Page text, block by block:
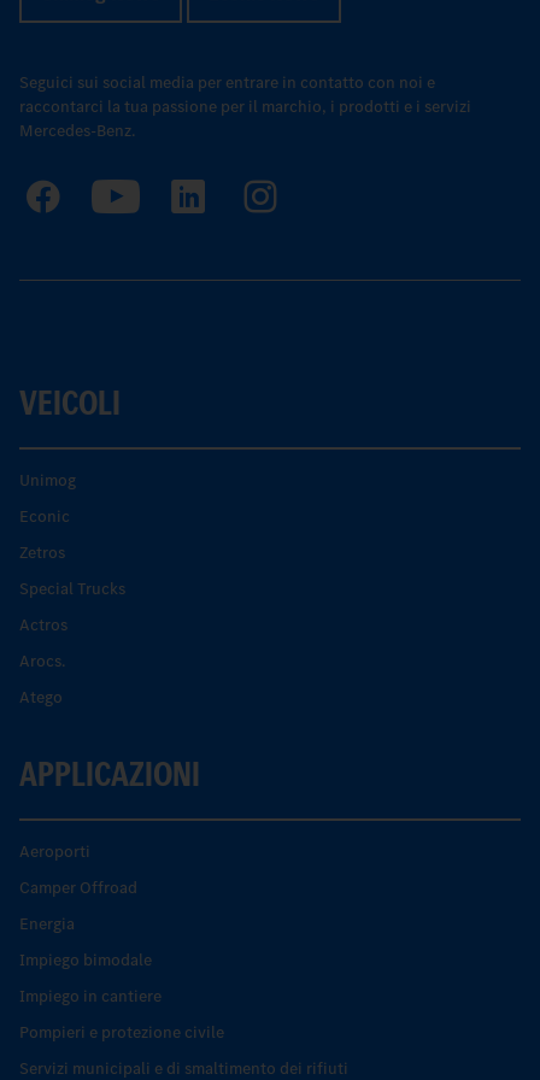
Seguici sui social media per entrare in contatto con noi e
raccontarci la tua passione per il marchio, i prodotti e i servizi
Mercedes-Benz.
VEICOLI
Unimog
Econic
Zetros
Special Trucks
Actros
Arocs.
Atego
APPLICAZIONI
Aeroporti
Camper Offroad
Energia
Impiego bimodale
Impiego in cantiere
Pompieri e protezione civile
Servizi municipali e di smaltimento dei rifiuti